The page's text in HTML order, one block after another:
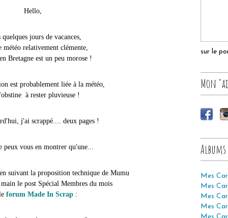
Hello,
quelques jours de vacances,
météo relativement clémente,
Bretagne est un peu morose !
est probablement liée à la météo,
à rester pluvieuse !
j'ai scrappé.... deux pages !
peux vous en montrer qu'une...
suivant la proposition technique de Mumu
le post Spécial Membres du mois
forum Made In Scrap:
sur le
Mon
Albums
Mes
Mes
Mes
Mes